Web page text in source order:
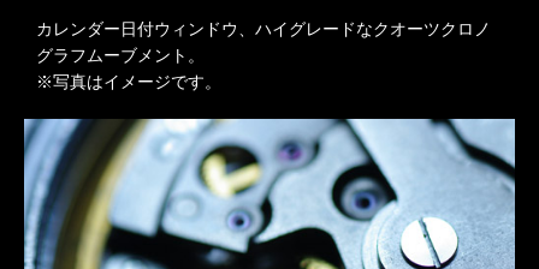
カレンダー日付ウィンドウ、ハイグレードなクオーツクロノ
グラフムーブメント。
※写真はイメージです。